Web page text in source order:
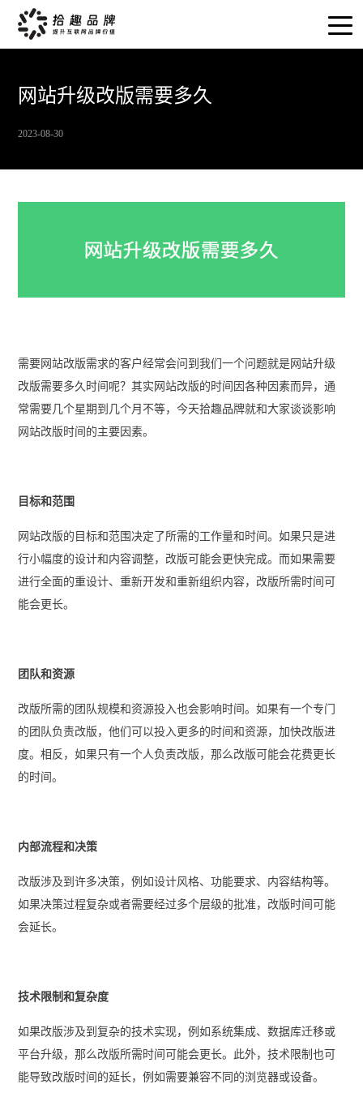
网站升级改版需要多久
2023-08-30
需要网站改版需求的客户经常会问到我们一个问题就是网站升级
改版需要多久时间 呢？其实网站改版的时间因各种因素而异，通
常需要几个星期到几个月不等，今天拾趣品牌就和大家谈谈影响
网站改版时间的主要因素。
目标和范围
网站改版的目标和范围决定了所需的工作量和时间。如果只是进
行小幅度的设计和内容调整，改版可能会更快完成。而如果需要
进行全面的重设计、重新开发和重新组织内容，改版所需时间可
能会更长。
团队和资源
改版所需的团队规模和资源投入也会影响时间。如果有一个专门
的团队负责改版，他们可以投入更多的时间和资源，加快改版进
度。相反，如果只有一个人负责改版，那么改版可能会花费更长
的时间。
内部流程和决策
改版涉及到许多决策，例如设计风格、功能要求、内容结构等。
如果决策过程复杂或者需要经过多个层级的批准，改版时间可能
会延长。
技术限制和复杂度
如果改版涉及到复杂的技术实现，例如系统集成、数据库迁移或
平台升级，那么改版所需时间可能会更长。此外，技术限制也可
能导致改版时间的延长，例如需要兼容不同的浏览器或设备。